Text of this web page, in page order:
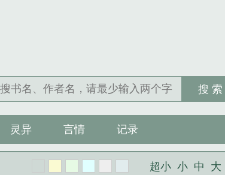
搜 索
灵异 言情 记录
超小 小 中 大